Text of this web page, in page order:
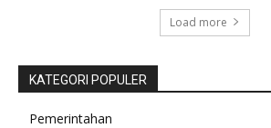
Load more
KATEGORI POPULER
Pemerintahan